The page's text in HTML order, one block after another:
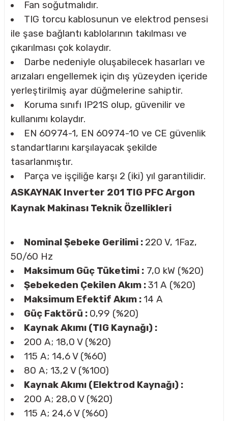
Fan soğutmalıdır.
TIG torcu kablosunun ve elektrod pensesi
ile şase bağlantı kablolarının takılması ve
çıkarılması çok kolaydır.
Darbe nedeniyle oluşabilecek hasarları ve
arızaları engellemek için dış yüzeyden içeride
yerleştirilmiş ayar düğmelerine sahiptir.
Koruma sınıfı IP21S olup, güvenilir ve
kullanımı kolaydır.
EN 60974-1, EN 60974-10 ve CE güvenlik
standartlarını karşılayacak şekilde
tasarlanmıştır.
Parça ve işçiliğe karşı 2 (iki) yıl garantilidir.
ASKAYNAK Inverter 201 TIG PFC Argon
Kaynak Makinası Teknik Özellikleri
Nominal Şebeke Gerilimi : 220 V, 1Faz,
50/60 Hz
Maksimum Güç Tüketimi :7,0 kW (%20)
Şebekeden Çekilen Akım :31 A (%20)
Maksimum Efektif Akım :14 A
Güç Faktörü : 0,99 (%20)
Kaynak Akımı (TIG Kaynağı) :
200 A; 18,0 V (%20)
115 A; 14,6 V (%60)
80 A; 13,2 V (%100)
Kaynak Akımı (Elektrod Kaynağı) :
200 A; 28,0 V (%20)
115 A; 24,6 V (%60)